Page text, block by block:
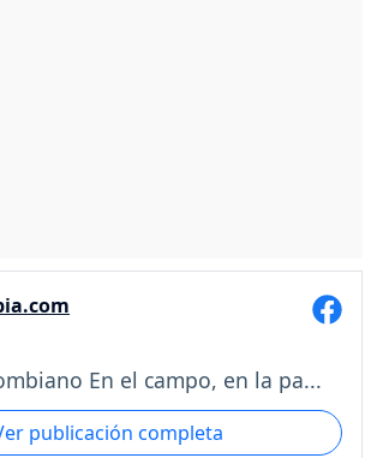
En el campo, en la pa...
publicación completa